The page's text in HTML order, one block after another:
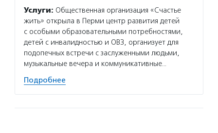
Услуги: Общественная организация «Счастье
жить» открыла в Перми центр развития детей
с особыми образовательными потребностями,
детей с инвалидностью и ОВЗ, организует для
подопечных встречи с заслуженными людьми,
музыкальные вечера и коммуникативные…
Подробнее